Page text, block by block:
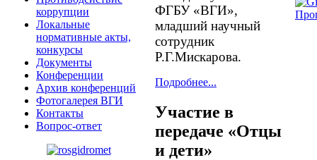
коррупции
Локальные
нормативные акты,
конкурсы
Документы
Конференции
Архив конференций
Фотогалерея ВГИ
Контакты
Вопрос-ответ
ФГБУ «ВГИ»,
младший научный
сотрудник
Р.Г.Мискарова.
Подробнее...
Участие в
передаче «Отцы
и дети»